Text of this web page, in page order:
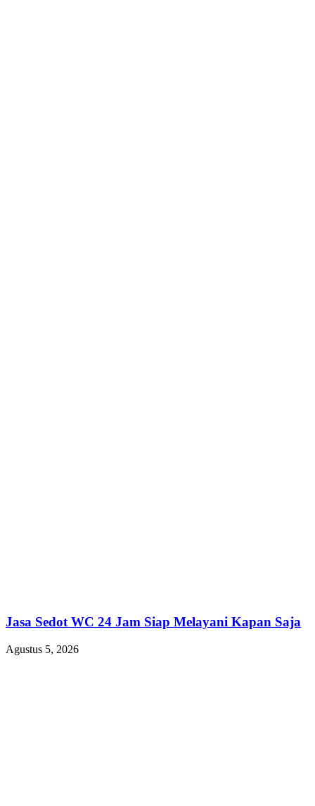
Jasa Sedot WC 24 Jam Siap Melayani Kapan Saja
Agustus 5, 2026